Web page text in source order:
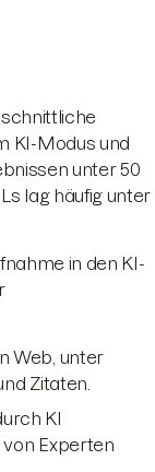
KI-Modus und
unter 50
lag häufig unter
in den KI-
Web, unter
Zitaten.
KI
Experten